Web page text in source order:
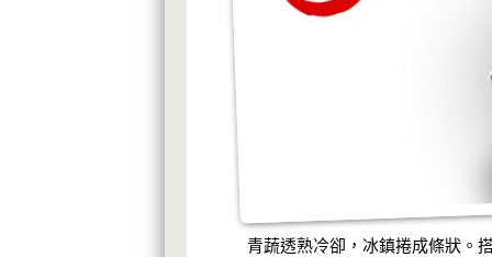
青蔬透熟冷卻，冰鎮捲成條狀。